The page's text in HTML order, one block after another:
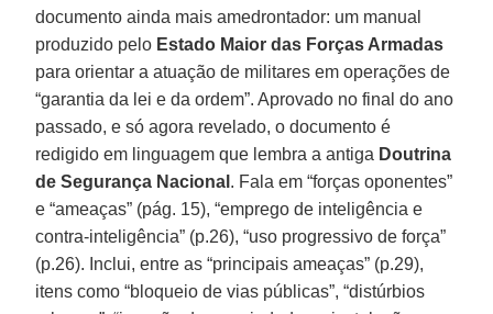
documento ainda mais amedrontador: um manual
produzido pelo Estado Maior das Forças Armadas
para orientar a atuação de militares em operações de
“garantia da lei e da ordem”. Aprovado no final do ano
passado, e só agora revelado, o documento é
redigido em linguagem que lembra a antiga Doutrina
de Segurança Nacional . Fala em “forças oponentes”
e “ameaças” (pág. 15), “emprego de inteligência e
contra-inteligência” (p.26), “uso progressivo de força”
(p.26). Inclui, entre as “principais ameaças” (p.29),
itens como “bloqueio de vias públicas”, “distúrbios